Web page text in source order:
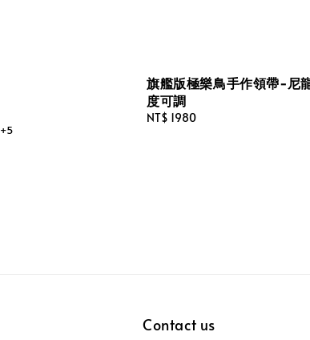
+5
旗艦版極樂鳥手作領帶-尼
度可調
Regular
NT$ 1980
Contact us